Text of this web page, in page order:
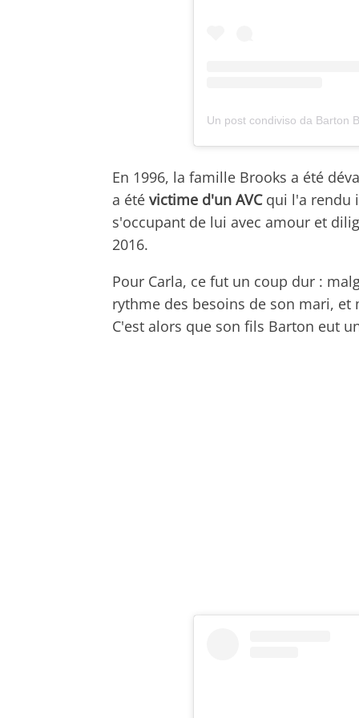
Un post condiviso da Barton
En 1996, la famille Brooks a été
a été victime d'un AVCqui l'a rendu
s'occupant de lui avec amour et
2016.
Pour Carla, ce fut un coup dur :
rythme des besoins de son mari, et
C'est alors que son fils Barton eut